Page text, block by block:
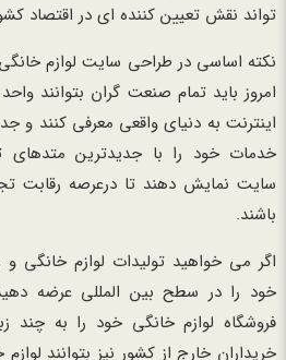
تواند نقش تعیین کننده ای در اقتصاد
نکته اساسی در طراحی سایت لوازم
امروز باید تمام صنعت گران بتوانند
اینترنت به دنیای واقعی معرفی کنند
خدمات خود را با جدیدترین متدهای
سایت نمایش دهند تا درعرصه رقابت
باشند.
اگر می خواهید تولیدات لوازم خانگی
خود را در سطح بین المللی عرضه
فروشگاه لوازم خانگی خود را به چند
خریداران خارج از کشور نیز بتوانند